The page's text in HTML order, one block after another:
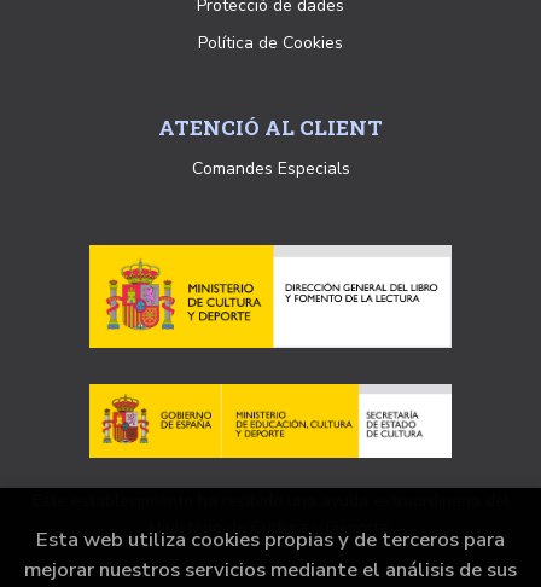
Protecció de dades
Política de Cookies
ATENCIÓ AL CLIENT
Comandes Especials
Ministerio de Cultura y Deporte.
Esta web utiliza cookies propias y de terceros para
mejorar nuestros servicios mediante el análisis de sus